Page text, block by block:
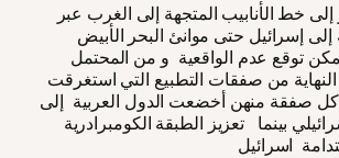
إلى خط الأنابيب المتجهة إلى الغرب عبر
إلى إسرائيل حتى موانئ البحر الأبيض
توقع عدم الواقعية و من المحتمل
من صفقات التطبيع التي استغرقت
صفقة منهن أخضعت الدول العربية إلى
بينما تعزيز الطبقة الكومبرادرية